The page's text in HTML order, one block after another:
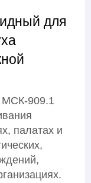
для
МСК-909.1
палатах и